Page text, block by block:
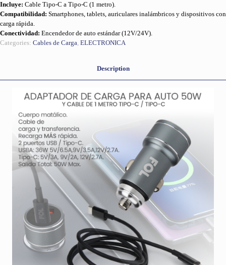
Incluye: Cable Tipo-C a Tipo-C (1 metro).
Compatibilidad: Smartphones, tablets, auriculares inalámbricos y dispositivos con
carga rápida.
Conectividad: Encendedor de auto estándar (12V/24V).
Categories: Cables de Carga, ELECTRONICA
Description